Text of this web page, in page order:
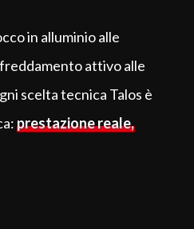
in alluminio alle
attivo alle
scelta tecnica Talos è
prestazione reale,